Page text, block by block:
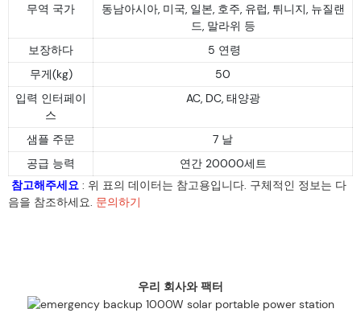
무역 국가
동남아시아, 미국, 일본, 호주, 유럽, 튀니지, 뉴질랜
드, 말라위 등
보장하다
5 연령
무게(kg)
50
입력 인터페이
스
AC, DC, 태양광
샘플 주문
7 날
공급 능력
연간 20000세트
참고해주세요 : 위 표의 데이터는 참고용입니다. 구체적인 정보는 다
음을 참조하세요. 문의하기
우리 회사와 팩터